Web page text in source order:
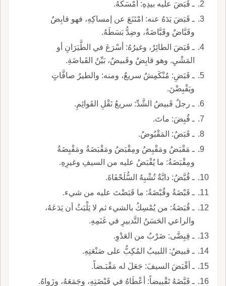
ـ قَبَضَ عليه بيدِهِ: أمْسَكَهُ.
ـ قَبَضَ يَدَهُ عنه: امْتَنَعَ عن إمساكِهِ، فهو قابِضٌ
وقَبَّاضٌ وقَبَّاضَةٌ، وضِدُّ بَسَطَهُ.
ـ قَبَضَ الطائِرُ، وغيرُهُ: أسْرَعَ في الطَّيَرَانِ أو
المَشْيِ. وهو قابِضٌ وقَبيضٌ، بَيِّنُ القَباضَةِ.
ـ قَبَضِ: مُنْكَمِشٌ سريعٌ، ومنه: والطيرُ صافَّاتٍ
ويَقْبِضْنَ.
ـ رجلٌ قَبيضُ الشَّدِّ: سريعُ نَقْلِ القَوائِمِ.
ـ قُبِضَ: ماتَ.
ـ قَبَضُ: المَقْبُوضُ.
ـ مَقْبَضُ ومَقْبِضُ ومِقْبَضُ ومَقْبَضَةُ ومَقْبِضَةُ
ومِقْبَضَةُ: ما يُقْبَضُ عليه من السيفِ وغيرِهِ.
ـ قُبَّضُ: دابَّةٌ تُشْبِهُ السُّلَحْفَاةَ.
ـ قَبْضَةُ وقُبْضَةُ: ما قَبَضْتَ عليه من شيء.
ـ قُبَضَةُ: من يُمْسِكُ بالشيء ثم لا يَلْبَثُ أن يَدَعَهُ،
والراعي الحَسَنُ التَّدبيرِ في غَنَمِهِ.
ـ قِبِضَّى: ضَرْبٌ من العَدْوِ.
ـ قبيضُ: اللبيبُ المُكِبُّ على صَنْعَتِهِ.
ـ أقْبَضَ السيفَ: جَعَلَ له مَقْبَـضاً.
ـ قَبَّضَهُ تَقْبِيضاً: أعْطَاهُ في قَبْضَتِهِ، وجَمَعَهُ، وزَواهُ.